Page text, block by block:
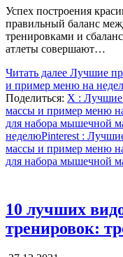
Успех построения
правильный баланс
тренировками и
атлеты совершают…
Читать далее Лучшие
и пример меню на
Поделиться: X :
массы и пример меню
для набора мышечной
неделюPinterest :
массы и пример меню
для набора мышечной
10 лучших
тренировок: